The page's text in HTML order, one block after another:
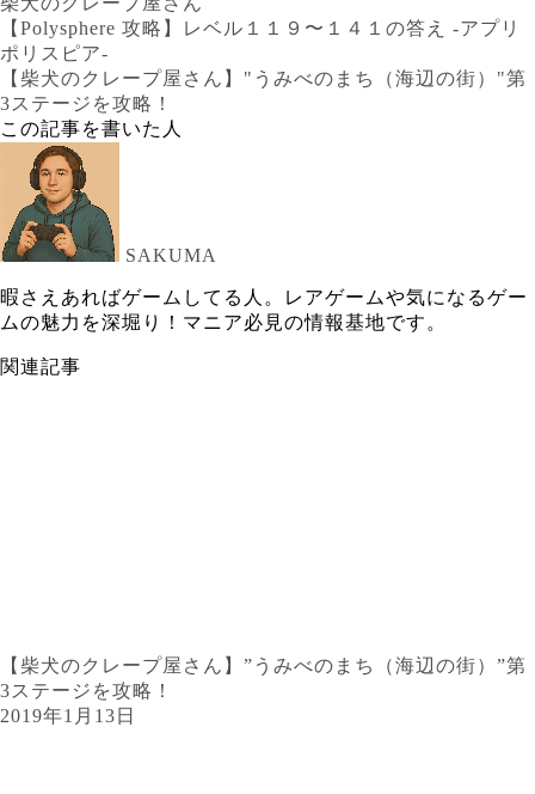
【Polysphere 攻略】レベル１１９〜１４１の答え -アプリ
ポリスピア-
【柴犬のクレープ屋さん】"うみべのまち（海辺の街）"第
3ステージを攻略！
この記事を書いた人
SAKUMA
暇さえあればゲームしてる人。レアゲームや気になるゲー
ムの魅力を深堀り！マニア必見の情報基地です。
関連記事
【柴犬のクレープ屋さん】”うみべのまち（海辺の街）”第
3ステージを攻略！
2019年1月13日